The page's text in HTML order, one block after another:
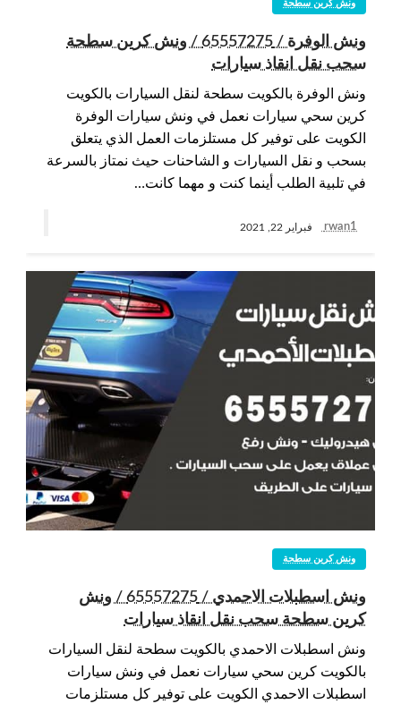
ونش كرين سطحة
ونش الوفرة / 65557275 / ونش كرين سطحة
سحب نقل انقاذ سيارات
ونش الوفرة بالكويت سطحة لنقل السيارات بالكويت
كرين سحي سيارات نعمل في ونش سيارات الوفرة
الكويت على توفير كل مستلزمات العمل الذي يتعلق
بسحب و نقل السيارات و الشاحنات حيث نمتاز بالسرعة
في تلبية الطلب أينما كنت و مهما كانت…
rwan1 فبراير 22, 2021
ونش كرين سطحة
ونش اسطبلات الاحمدي / 65557275 / ونش
كرين سطحة سحب نقل انقاذ سيارات
ونش اسطبلات الاحمدي بالكويت سطحة لنقل السيارات
بالكويت كرين سحي سيارات نعمل في ونش سيارات
اسطبلات الاحمدي الكويت على توفير كل مستلزمات